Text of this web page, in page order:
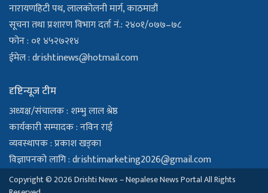
नारायणहिटी पथ, लालकोलनी मार्ग, काठमाडौं
सूचना तथा प्रशारण विभाग दर्ता नं.: २४०१/०७७–७८
फोन : ०१ ४५२७२१४
ईमेल :drishtinews@hotmail.com
दृष्टिन्यूज टीम
अध्यक्ष/संचालक : शम्भु लाल श्रेष्ठ
कार्यकारी सम्पादक : नविन राई
व्यवस्थापक : प्रकाश खड्का
विज्ञापनको लागि :drishtimarketing2026@gmail.com
Copyright © 2026 Drishti News – Nepalese News Portal All Rights